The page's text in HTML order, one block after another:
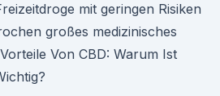
mit geringen Risiken
großes medizinisches
Von CBD: Warum Ist